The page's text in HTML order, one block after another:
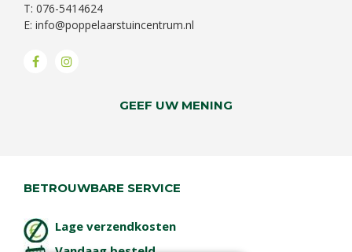
T: 076-5414624
E: info@poppelaarstuincentrum.nl
GEEF UW MENING
BETROUWBARE SERVICE
Lage verzendkosten